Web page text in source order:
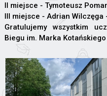
II miejsce - Tymoteusz
III miejsce - Adrian Wilczęga
Gratulujemy wszystkim
Biegu im. Marka